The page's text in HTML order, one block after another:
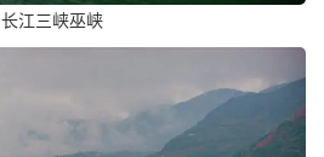
长江三峡巫峡